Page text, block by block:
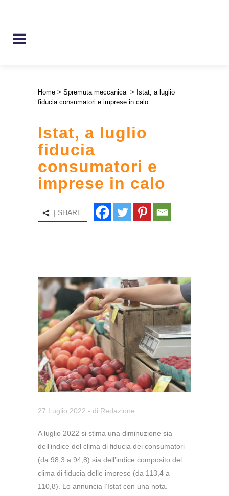
Home > Spremuta meccanica > Istat, a luglio
fiducia consumatori e imprese in calo
Istat, a luglio
fiducia
consumatori e
imprese in calo
| SHARE
27 Luglio 2022 - di Redazione
A luglio 2022 si stima una diminuzione sia
dell’indice del clima di fiducia dei consumatori
(da 98,3 a 94,8) sia dell’indice composito del
clima di fiducia delle imprese (da 113,4 a
110,8). Lo annuncia l’Istat con una nota.